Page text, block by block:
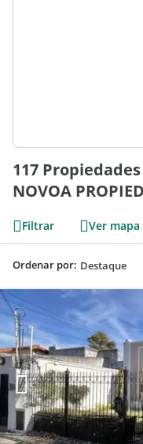
117
NOVOA
Filtrar Ver mapa
Ordenar por: